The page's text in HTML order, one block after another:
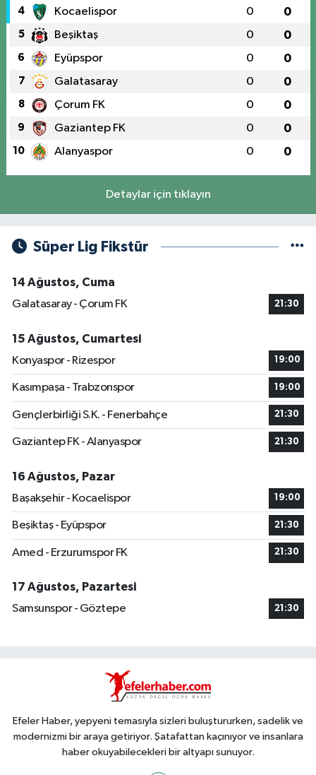
4 Kocaelispor 0 0
5 Beşiktaş 0 0
6 Eyüpspor 0 0
7 Galatasaray 0 0
8 Çorum FK 0 0
9 Gaziantep FK 0 0
10 Alanyaspor 0 0
Detaylar için tıklayın
Süper Lig Fikstür
14 Ağustos, Cuma
Galatasaray - Çorum FK
21:30
15 Ağustos, Cumartesi
Konyaspor - Rizespor
19:00
Kasımpaşa - Trabzonspor 19:00
Gençlerbirliği S.K. - Fenerbahçe 21:30
Gaziantep FK - Alanyaspor 21:30
16 Ağustos, Pazar
Başakşehir - Kocaelispor
19:00
Beşiktaş - Eyüpspor 21:30
Amed - Erzurumspor FK 21:30
17 Ağustos, Pazartesi
Samsunspor - Göztepe
21:30
Efeler Haber, yepyeni temasıyla sizleri buluştururken, sadelik ve
modernizmi bir araya getiriyor. Şatafattan kaçınıyor ve insanlara
haber okuyabilecekleri bir altyapı sunuyor.